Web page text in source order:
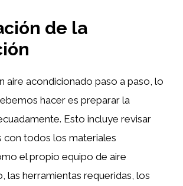
de la
aire acondicionado paso a paso, lo
hacer es preparar la
Esto incluye revisar
con todos los materiales
el propio equipo de aire
las herramientas requeridas, los